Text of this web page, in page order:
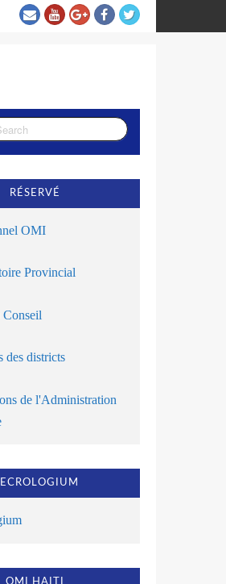
RÉSERVÉ
OMI
Provincial
Conseil
des districts
de l'Administration